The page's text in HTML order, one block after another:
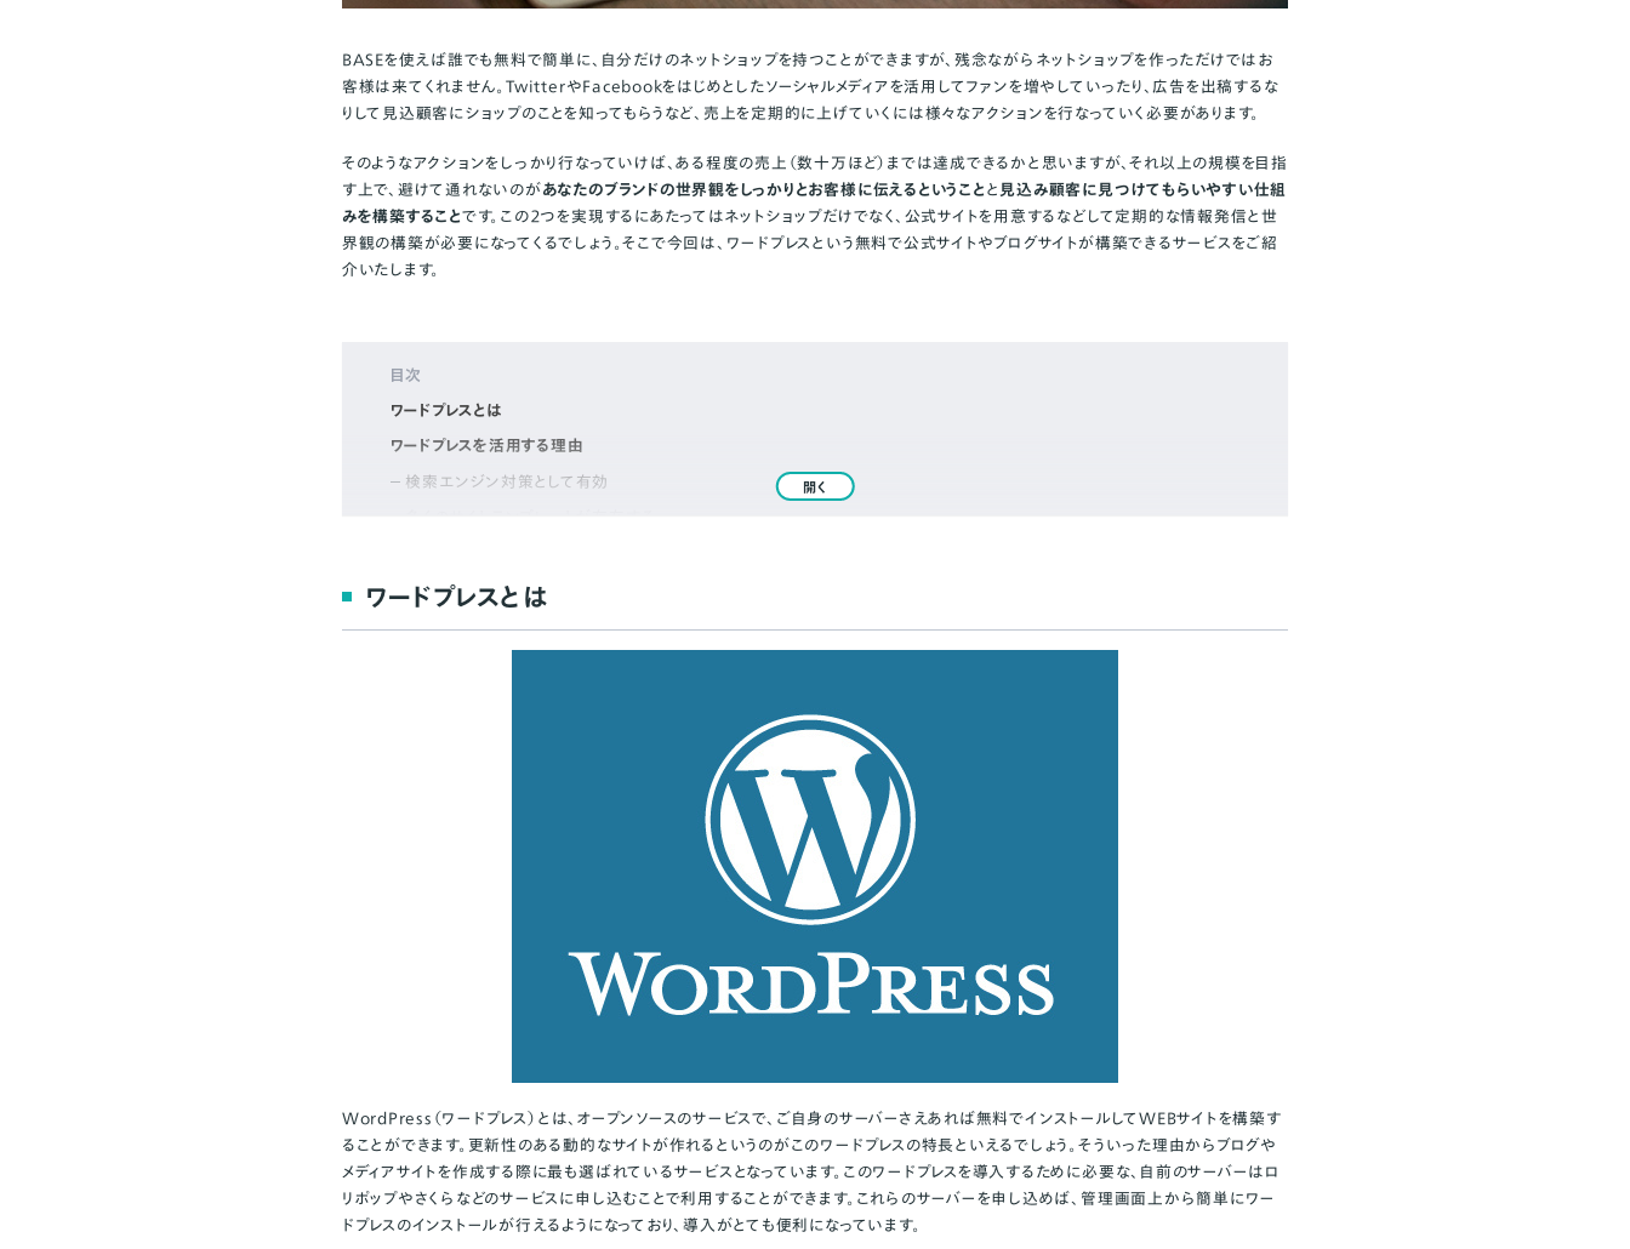
BASEを使えば誰でも無料で簡単に、自分だけのネットショップを持つことができますが、残念ながらネットショップを作っただけではお
客様は来てくれません。TwitterやFacebookをはじめとしたソーシャルメディアを活用してファンを増やしていったり、広告を出稿するな
りして見込顧客にショップのことを知ってもらうなど、売上を定期的に上げていくには様々なアクションを行なっていく必要があります。
そのようなアクションをしっかり行なっていけば、ある程度の売上（数十万ほど）までは達成できるかと思いますが、それ以上の規模を目指
す上で、避けて通れないのがあなたのブランドの世界観をしっかりとお客様に伝えるということと見込み顧客に見つけてもらいやすい仕組
みを構築することです。この２つを実現するにあたってはネットショップだけでなく、公式サイトを用意するなどして定期的な情報発信と世
界観の構築が必要になってくるでしょう。そこで今回は、ワードプレスという無料で公式サイトやブログサイトが構築できるサービスをご紹
介いたします。
目次
ワードプレスとは
ワードプレスを活用する理由
検索エンジン対策として有効
多くのサイトテンプレートが存在する
開く
ワードプレスとは
WordPress （ワードプレス）とは、オープンソースのサービスで、ご自身のサーバーさえあれば無料でインストールしてWEBサイトを構築す
ることができます。更新性のある動的なサイトが作れるというのがこのワードプレスの特長といえるでしょう。そういった理由からブログや
メディアサイトを作成する際に最も選ばれているサービスとなっています。このワードプレスを導入するために必要な、自前のサーバーはロ
リポップやさくらなどのサービスに申し込むことで利用することができます。これらのサーバーを申し込めば、管理画面上から簡単にワー
ドプレスのインストールが行えるようになっており、導入がとても便利になっています。